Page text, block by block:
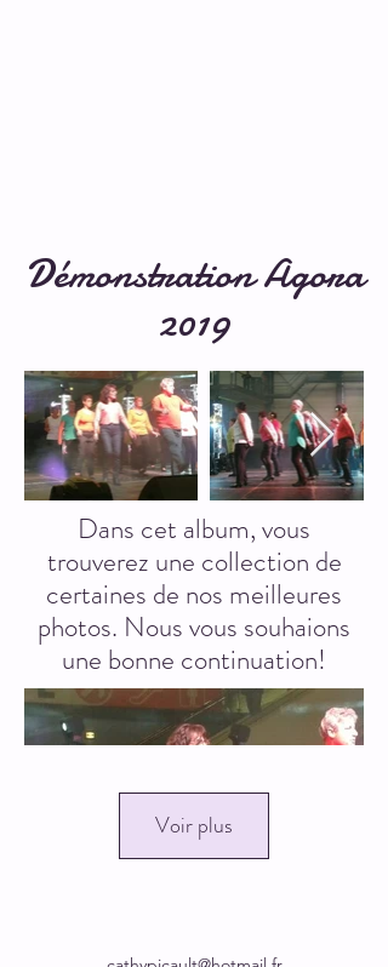
Démonstration Agora
2019
Dans cet album, vous
trouverez une collection de
certaines de nos meilleures
photos. Nous vous souhaions
une bonne continuation!
Voir plus